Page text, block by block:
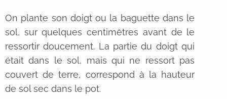
On plante son doigt ou la baguette dans le
sol, sur quelques centimètres avant de le
ressortir doucement. La partie du doigt qui
était dans le sol, mais qui ne ressort pas
couvert de terre, correspond à la hauteur
de sol sec dans le pot.